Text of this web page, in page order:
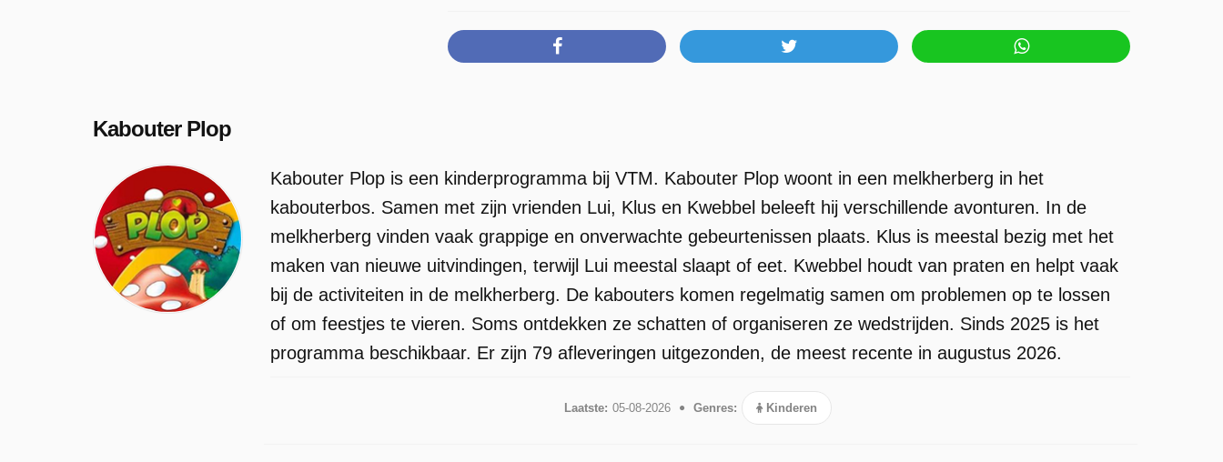
Kabouter Plop
Kabouter Plop is een kinderprogramma bij VTM. Kabouter Plop woont in een melkherberg in het
kabouterbos. Samen met zijn vrienden Lui, Klus en Kwebbel beleeft hij verschillende avonturen. In de
melkherberg vinden vaak grappige en onverwachte gebeurtenissen plaats. Klus is meestal bezig met het
maken van nieuwe uitvindingen, terwijl Lui meestal slaapt of eet. Kwebbel houdt van praten en helpt vaak
bij de activiteiten in de melkherberg. De kabouters komen regelmatig samen om problemen op te lossen
of om feestjes te vieren. Soms ontdekken ze schatten of organiseren ze wedstrijden. Sinds 2025 is het
programma beschikbaar. Er zijn 79 afleveringen uitgezonden, de meest recente in augustus 2026.
Laatste: 05-08-2026 Genres: Kinderen